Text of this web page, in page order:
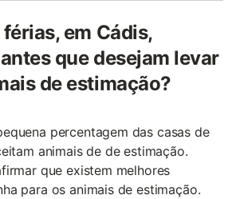
em Cádis,
que desejam levar
de estimação?
percentagem das casas de
animais de de estimação.
que existem melhores
para os animais de estimação.